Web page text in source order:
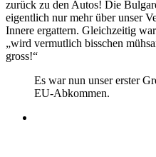
zurück zu den Autos! Die
eigentlich nur mehr über unser
Innere ergattern. Gleichzeitig
„wird vermutlich bisschen
gross!“
Es war nun unser erster
EU-Abkommen.